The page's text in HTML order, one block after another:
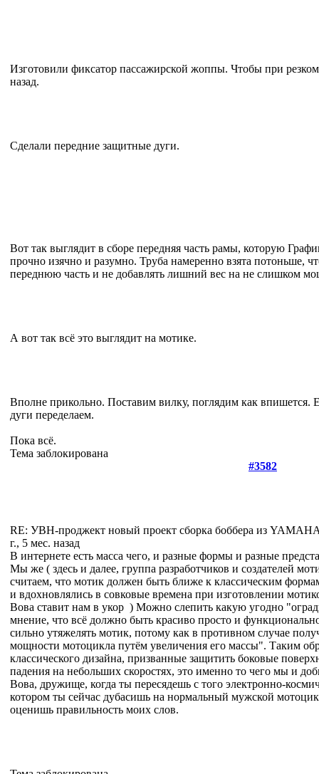
Изготовили фиксатор пассажирской жоппы. Чтобы при резком
назад.
Сделали передние защитные дуги.
Вот так выглядит в сборе передняя часть рамы, которую
прочно изячно и разумно. Труба намеренно взята потоньше,
переднюю часть и не добавлять лишний вес на не слишком
А вот так всё это выглядит на мотике.
Вполне прикольно. Поставим вилку, поглядим как впишется.
дуги переделаем.
Пока всё.
Тема заблокирована
#3582
RE: УВН-проджект новый проект сборка боббера из
г., 5 мес. назад
В интернете есть масса чего, и разные формы и разные
Мы же ( здесь и далее, группа разработчиков и создателей
считаем, что мотик должен быть ближе к классическим
и вдохновлялись в совковые времена при изготовлении
Вова ставит нам в укор ) Можно слепить какую угодно
мнение, что всё должно быть красиво просто и
сильно утяжелять мотик, потому как в противном случае
мощности мотоцикла путём увеличения его массы". Таким
классического дизайна, призванные защитить боковые
падения на небольших скоростях, это именно то чего мы и
Вова, дружище, когда ты пересядешь с того электронно-
котором ты сейчас дубасишь на нормальный мужской
оценишь правильность моих слов.